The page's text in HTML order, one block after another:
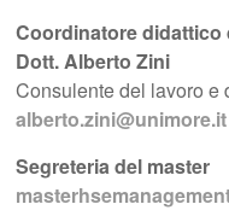
Coordinatore didattico
Dott. Alberto Zini
Consulente del lavoro e
alberto.zini@unimore.it
Segreteria del master